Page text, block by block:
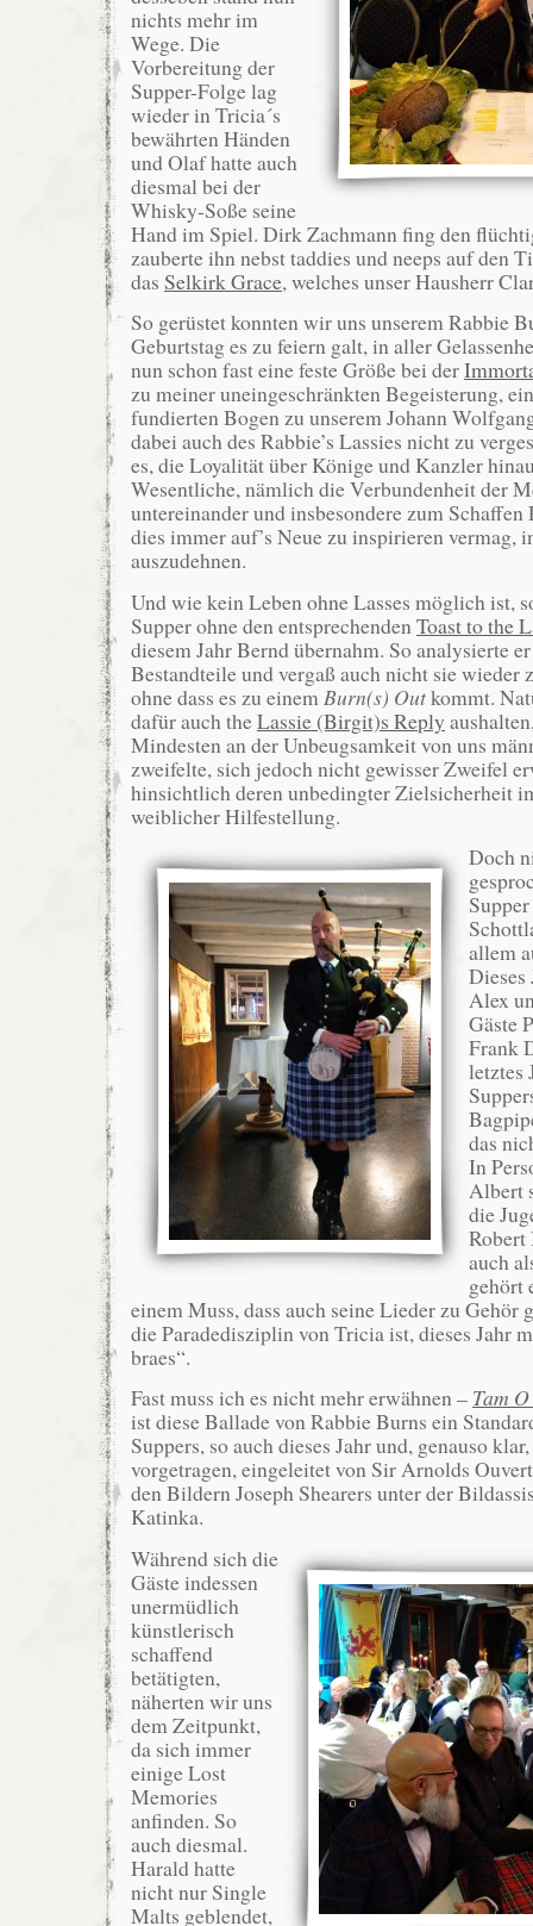
nichts mehr im
Wege. Die
Vorbereitung der
Supper-Folge lag
wieder in Tricia´s
bewährten Händen
und Olaf hatte auch
diesmal bei der
Whisky-Soße seine
Hand im Spiel. Dirk Zachmann fing den
zauberte ihn nebst taddies und neeps auf den
das Selkirk Grace, welches unser Hausherr
So gerüstet konnten wir uns unserem Rabbie
Geburtstag es zu feiern galt, in aller
nun schon fast eine feste Größe bei der
zu meiner uneingeschränkten Begeisterung,
fundierten Bogen zu unserem Johann
dabei auch des Rabbie’s Lassies nicht zu
es, die Loyalität über Könige und Kanzler
Wesentliche, nämlich die Verbundenheit der
untereinander und insbesondere zum Schaffen
dies immer auf’s Neue zu inspirieren vermag,
auszudehnen.
Und wie kein Leben ohne Lasses möglich ist,
Supper ohne den entsprechenden Toast to the
diesem Jahr Bernd übernahm. So analysierte
Bestandteile und vergaß auch nicht sie wieder
ohne dass es zu einem Burn(s) Outkommt.
dafür auch theLassie (Birgit)s Reply
Mindesten an der Unbeugsamkeit von uns
zweifelte, sich jedoch nicht gewisser Zweifel
hinsichtlich deren unbedingter Zielsicherheit
weiblicher Hilfestellung.
Doch
allem
Dieses
Alex
Gäste
Frank
letztes
das
In
Albert
die
Robert
auch
gehört
einem Muss, dass auch seine Lieder zu Gehör
die Paradedisziplin von Tricia ist, dieses Jahr
braes“.
Fast muss ich es nicht mehr erwähnen – Tam
ist diese Ballade von Rabbie Burns ein
Suppers, so auch dieses Jahr und, genauso
vorgetragen, eingeleitet von Sir Arnolds
den Bildern Joseph Shearers unter der
Katinka.
Während sich die
Gäste indessen
unermüdlich
künstlerisch
schaffend
betätigten,
näherten wir uns
dem Zeitpunkt,
da sich immer
einige Lost
Memories
anfinden. So
auch diesmal.
Harald hatte
nicht nur Single
Malts geblendet,